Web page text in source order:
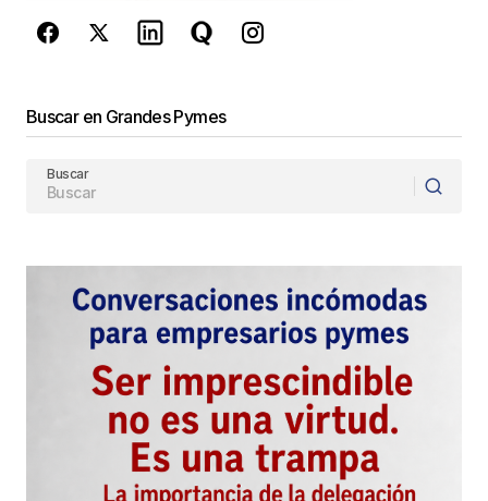
Enviar Comentario
Buscar en Grandes Pymes
Buscar